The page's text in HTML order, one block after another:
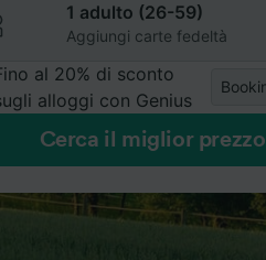
1 adulto (26-59)
Aggiungi carte fedeltà
al 20% di sconto
alloggi con Genius
Cerca il miglior prezzo